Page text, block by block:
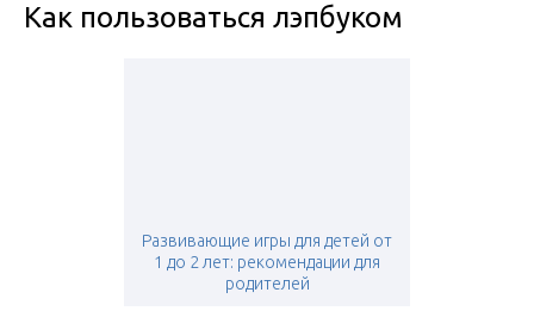
Как пользоваться лэпбуком
Развивающие игры для детей от
1 до 2 лет: рекомендации для
родителей